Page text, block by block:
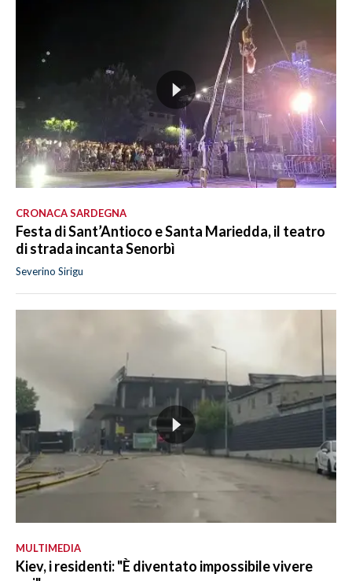
CRONACA SARDEGNA
Festa di Sant’Antioco e Santa Mariedda, il teatro
di strada incanta Senorbì
Severino Sirigu
MULTIMEDIA
Kiev, i residenti: "È diventato impossibile vivere